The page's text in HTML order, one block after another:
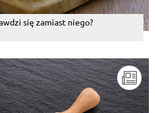
się zamiast niego?